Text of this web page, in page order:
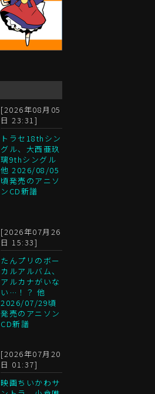
[2026年08月05
日 23:31]
トラセ18thシン
グル、大西亜玖
璃9thシングル
他 2026/08/05
頃発売のアニソ
ンCD新譜
[2026年07月26
日 15:33]
たんプリのボー
カルアルバム、
アルカナがいな
い…！？ 他
2026/07/29頃
発売のアニソン
CD新譜
[2026年07月20
日 01:37]
映画ちいかわサ